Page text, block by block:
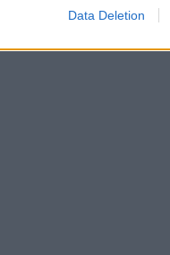
Data Deletion